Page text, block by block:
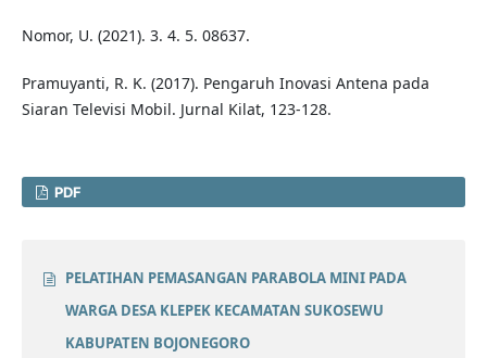
Nomor, U. (2021). 3. 4. 5. 08637.
Pramuyanti, R. K. (2017). Pengaruh Inovasi Antena pada
Siaran Televisi Mobil. Jurnal Kilat, 123-128.
PDF
PELATIHAN PEMASANGAN PARABOLA MINI PADA
WARGA DESA KLEPEK KECAMATAN SUKOSEWU
KABUPATEN BOJONEGORO